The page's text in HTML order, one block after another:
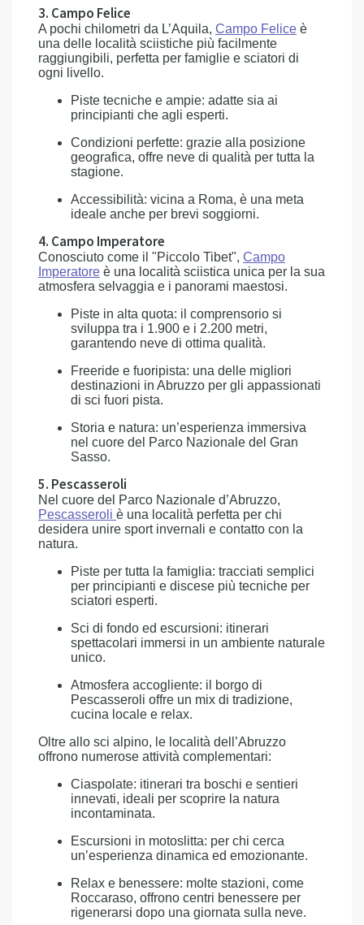
3. Campo Felice
A pochi chilometri da L’Aquila, Campo Felice è
una delle località sciistiche più facilmente
raggiungibili, perfetta per famiglie e sciatori di
ogni livello.
Piste tecniche e ampie: adatte sia ai
principianti che agli esperti.
Condizioni perfette: grazie alla posizione
geografica, offre neve di qualità per tutta la
stagione.
Accessibilità: vicina a Roma, è una meta
ideale anche per brevi soggiorni.
4. Campo Imperatore
Conosciuto come il "Piccolo Tibet", Campo
Imperatore è una località sciistica unica per la sua
atmosfera selvaggia e i panorami maestosi.
Piste in alta quota: il comprensorio si
sviluppa tra i 1.900 e i 2.200 metri,
garantendo neve di ottima qualità.
Freeride e fuoripista: una delle migliori
destinazioni in Abruzzo per gli appassionati
di sci fuori pista.
Storia e natura: un’esperienza immersiva
nel cuore del Parco Nazionale del Gran
Sasso.
5. Pescasseroli
Nel cuore del Parco Nazionale d’Abruzzo,
Pescasseroli è una località perfetta per chi
desidera unire sport invernali e contatto con la
natura.
Piste per tutta la famiglia: tracciati semplici
per principianti e discese più tecniche per
sciatori esperti.
Sci di fondo ed escursioni: itinerari
spettacolari immersi in un ambiente naturale
unico.
Atmosfera accogliente: il borgo di
Pescasseroli offre un mix di tradizione,
cucina locale e relax.
Oltre allo sci alpino, le località dell’Abruzzo
offrono numerose attività complementari:
Ciaspolate: itinerari tra boschi e sentieri
innevati, ideali per scoprire la natura
incontaminata.
Escursioni in motoslitta: per chi cerca
un’esperienza dinamica ed emozionante.
Relax e benessere: molte stazioni, come
Roccaraso, offrono centri benessere per
rigenerarsi dopo una giornata sulla neve.